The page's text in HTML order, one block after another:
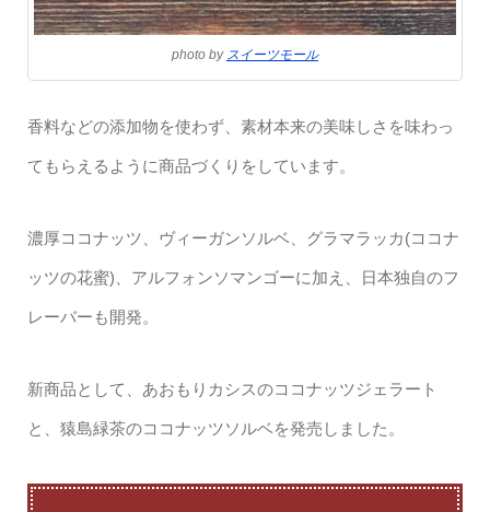
photo by スイーツモール
香料などの添加物を使わず、素材本来の美味しさを味わっ
てもらえるように商品づくりをしています。
濃厚ココナッツ、ヴィーガンソルベ、グラマラッカ(ココナ
ッツの花蜜)、アルフォンソマンゴーに加え、日本独自のフ
レーバーも開発。
新商品として、あおもりカシスのココナッツジェラート
と、猿島緑茶のココナッツソルベを発売しました。